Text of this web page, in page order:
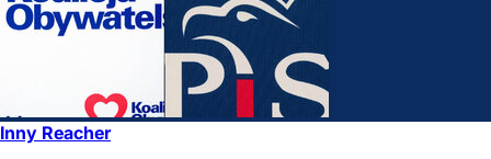
Inny Reacher